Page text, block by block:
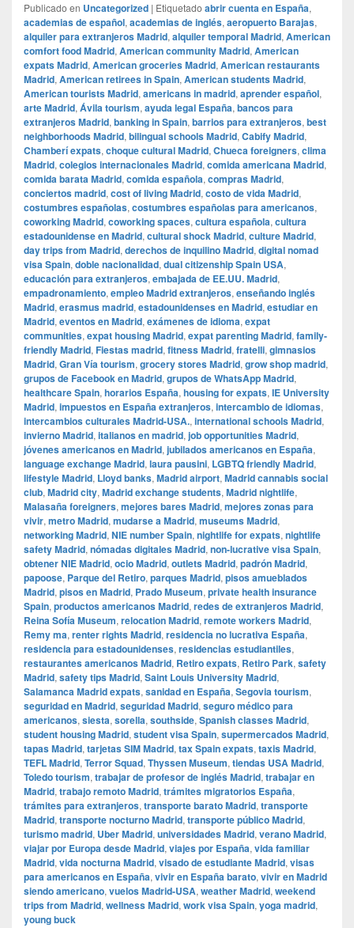
Publicado en Uncategorized | Etiquetado abrir cuenta en España,
academias de español, academias de inglés, aeropuerto Barajas,
alquiler para extranjeros Madrid, alquiler temporal Madrid, American
comfort food Madrid, American community Madrid, American
expats Madrid, American groceries Madrid, American restaurants
Madrid, American retirees in Spain, American students Madrid,
American tourists Madrid, americans in madrid, aprender español,
arte Madrid, Ávila tourism, ayuda legal España, bancos para
extranjeros Madrid, banking in Spain, barrios para extranjeros, best
neighborhoods Madrid, bilingual schools Madrid, Cabify Madrid,
Chamberí expats, choque cultural Madrid, Chueca foreigners, clima
Madrid, colegios internacionales Madrid, comida americana Madrid,
comida barata Madrid, comida española, compras Madrid,
conciertos madrid, cost of living Madrid, costo de vida Madrid,
costumbres españolas, costumbres españolas para americanos,
coworking Madrid, coworking spaces, cultura española, cultura
estadounidense en Madrid, cultural shock Madrid, culture Madrid,
day trips from Madrid, derechos de inquilino Madrid, digital nomad
visa Spain, doble nacionalidad, dual citizenship Spain USA,
educación para extranjeros, embajada de EE.UU. Madrid,
empadronamiento, empleo Madrid extranjeros, enseñando inglés
Madrid, erasmus madrid, estadounidenses en Madrid, estudiar en
Madrid, eventos en Madrid, exámenes de idioma, expat
communities, expat housing Madrid, expat parenting Madrid, family-
friendly Madrid, Fiestas madrid, fitness Madrid, fratelli, gimnasios
Madrid, Gran Vía tourism, grocery stores Madrid, grow shop madrid,
grupos de Facebook en Madrid, grupos de WhatsApp Madrid,
healthcare Spain, horarios España, housing for expats, IE University
Madrid, impuestos en España extranjeros, intercambio de idiomas,
intercambios culturales Madrid-USA., international schools Madrid,
invierno Madrid, italianos en madrid, job opportunities Madrid,
jóvenes americanos en Madrid, jubilados americanos en España,
language exchange Madrid, laura pausini, LGBTQ friendly Madrid,
lifestyle Madrid, Lloyd banks, Madrid airport, Madrid cannabis social
club, Madrid city, Madrid exchange students, Madrid nightlife,
Malasaña foreigners, mejores bares Madrid, mejores zonas para
vivir, metro Madrid, mudarse a Madrid, museums Madrid,
networking Madrid, NIE number Spain, nightlife for expats, nightlife
safety Madrid, nómadas digitales Madrid, non-lucrative visa Spain,
obtener NIE Madrid, ocio Madrid, outlets Madrid, padrón Madrid,
papoose, Parque del Retiro, parques Madrid, pisos amueblados
Madrid, pisos en Madrid, Prado Museum, private health insurance
Spain, productos americanos Madrid, redes de extranjeros Madrid,
Reina Sofía Museum, relocation Madrid, remote workers Madrid,
Remy ma, renter rights Madrid, residencia no lucrativa España,
residencia para estadounidenses, residencias estudiantiles,
restaurantes americanos Madrid, Retiro expats, Retiro Park, safety
Madrid, safety tips Madrid, Saint Louis University Madrid,
Salamanca Madrid expats, sanidad en España, Segovia tourism,
seguridad en Madrid, seguridad Madrid, seguro médico para
americanos, siesta, sorella, southside, Spanish classes Madrid,
student housing Madrid, student visa Spain, supermercados Madrid,
tapas Madrid, tarjetas SIM Madrid, tax Spain expats, taxis Madrid,
TEFL Madrid, Terror Squad, Thyssen Museum, tiendas USA Madrid,
Toledo tourism, trabajar de profesor de inglés Madrid, trabajar en
Madrid, trabajo remoto Madrid, trámites migratorios España,
trámites para extranjeros, transporte barato Madrid, transporte
Madrid, transporte nocturno Madrid, transporte público Madrid,
turismo madrid, Uber Madrid, universidades Madrid, verano Madrid,
viajar por Europa desde Madrid, viajes por España, vida familiar
Madrid, vida nocturna Madrid, visado de estudiante Madrid, visas
para americanos en España, vivir en España barato, vivir en Madrid
siendo americano, vuelos Madrid-USA, weather Madrid, weekend
trips from Madrid, wellness Madrid, work visa Spain, yoga madrid,
young buck